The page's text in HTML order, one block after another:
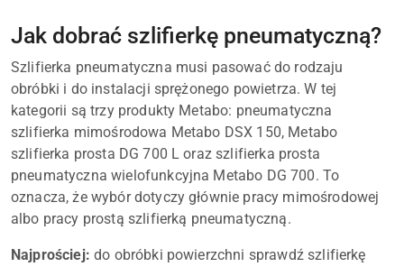
Jak dobrać szlifierkę pneumatyczną?
Szlifierka pneumatyczna musi pasować do rodzaju
obróbki i do instalacji sprężonego powietrza. W tej
kategorii są trzy produkty Metabo: pneumatyczna
szlifierka mimośrodowa Metabo DSX 150, Metabo
szlifierka prosta DG 700 L oraz szlifierka prosta
pneumatyczna wielofunkcyjna Metabo DG 700. To
oznacza, że wybór dotyczy głównie pracy mimośrodowej
albo pracy prostą szlifierką pneumatyczną.
Najprościej: do obróbki powierzchni sprawdź szlifierkę